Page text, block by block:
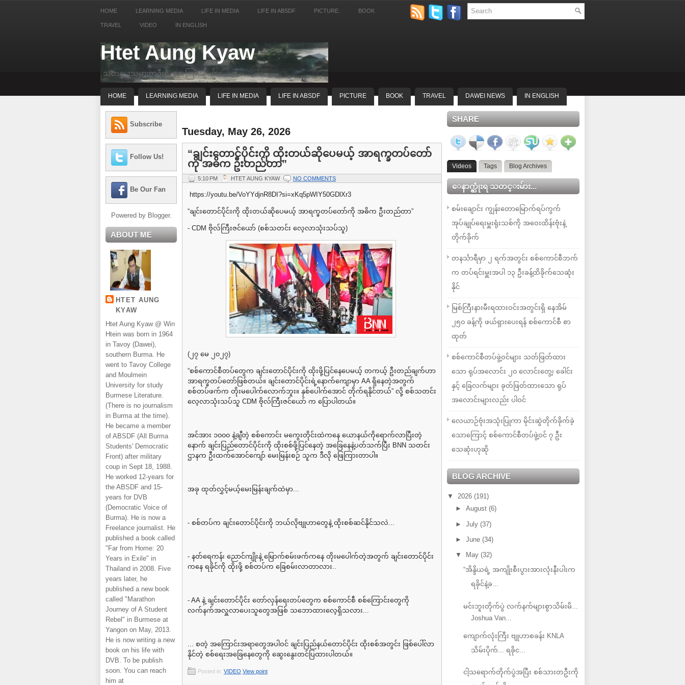
HOME LEARNING MEDIA LIFE IN MEDIA LIFE IN ABSDF PICTURE. BOOK
TRAVEL VIDEO IN ENGLISH
Htet Aung Kyaw
သတင္းသမားတဦးရဲ့ အေတြးအျမင္မ်ား
HOME LEARNING MEDIA LIFE IN MEDIA LIFE IN ABSDF PICTURE BOOK TRAVEL DAWEI NEWS IN ENGLISH
Subscribe
Follow Us!
Be Our Fan
Powered by Blogger.
ABOUT ME
HTET AUNG
KYAW
Htet Aung Kyaw @ Win
Htein was born in 1964
in Tavoy (Dawei),
southern Burma. He
went to Tavoy College
and Moulmein
University for study
Burmese Literature.
(There is no journalism
in Burma at the time).
He became a member
of ABSDF (All Burma
Students' Democratic
Front) after military
coup in Sept 18, 1988.
He worked 12-years for
the ABSDF and 15-
years for DVB
(Democratic Voice of
Burma). He is now a
Freelance journalist. He
published a book called
"Far from Home: 20
Years in Exile" in
Thailand in 2008. Five
years later, he
published a new book
called "Marathon
Journey of A Student
Rebel" in Burmese at
Yangon on May, 2013.
He is now writing a new
book on his life with
DVB. To be publish
soon. You can reach
him at
Tuesday, May 26, 2026
“ချင်းတောင်ပိုင်းကို ထိုးတယ်ဆိုပေမယ့် အာရက္ခတပ်တော်
ကို အဓိက ဦးတည်တာ”
5:10 PM HTET AUNG KYAW NO COMMENTS
https://youtu.be/VoYYdjnR8DI?si=xKq5pWIY50GDlXr3
“ချင်းတောင်ပိုင်းကို ထိုးတယ်ဆိုပေမယ့် အာရက္ခတပ်တော်ကို အဓိက ဦးတည်တာ”
- CDM ဗိုလ်ကြီးဇင်ယော် (စစ်သတင်း လေ့လာသုံးသပ်သူ)
(၂၇ မေ ၂၀၂၇)
“စစ်ကောင်စီတပ်တွေက ချင်းတောင်ပိုင်းကို ထိုးဖို့ပြင်နေပေမယ့် တကယ့် ဦးတည်ချက်ဟာ
အာရက္ခတပ်တော်ဖြစ်တယ်။ ချင်းတောင်ပိုင်းရဲ့နောက်ကျောမှာ AA ရှိနေတဲ့အတွက်
စစ်တပ်ဖက်က တိုးမပေါက်လောက်ဘူး။ နှစ်ပေါက်အောင် တိုက်ရနိုင်တယ်” လို့ စစ်သတင်း
လေ့လာသုံးသပ်သူ CDM ဗိုလ်ကြီးဇင်ယော် က ပြောပါတယ်။
အင်အား ၁၀၀၀ နဲ့ချီတဲ့ စစ်ကောင်း မကွေးတိုင်းထဲကနေ ယောနယ်ကိုရောက်လာပြီးတဲ့
နောက် ချင်းပြည်တောင်ပိုင်းကို ထိုးစစ်ဖို့ပြင်နေတဲ့ အခြေနေနဲ့ပတ်သက်ပြီး BNN သတင်း
ဌာနက ဦးထက်အောင်ကျော် မေးမြန်းစဉ် သူက ဒီလို ဖြေကြားတာပါ။
အခု ထုတ်လွှင့်မယ့်မေးမြန်းချက်ထဲမှာ...
- စစ်တပ်က ချင်းတောင်ပိုင်းကို ဘယ်လိုဗျုဟာတွေနဲ့ ထိုးစစ်ဆင်နိုင်သလဲ...
- နတ်ရေကန်၊ ညောင်ကျိုးနဲ့ မြောက်စမ်းဖက်ကနေ တိုးမပေါက်တဲ့အတွက် ချင်းတောင်ပိုင်း
ကနေ ရခိုင်ကို ထိုးဖို့ စစ်တပ်က ခြေစမ်းလာတာလား..
- AA နဲ့ ချင်းတောင်ပိုင်း တော်လှန်ရေးတပ်တွေက စစ်ကောင်စီ စစ်ကြောင်းတွေကို
လက်နက်အလှူလာပေးသူတွေအဖြစ် သဘောထားလေ့ရှိသလား...
... စတဲ့ အကြောင်းအရာတွေအပါဝင် ချင်းပြည်နယ်တောင်ပိုင်း ထိုးစစ်အတွင်း ဖြစ်ပေါ်လာ
နိုင်တဲ့ စစ်ရေးအခြေနေတွေကို ဆွေးနွေးတင်ပြထားပါတယ်။
Posted in: VIDEO View point
SHARE
Videos Tags Blog Archives
ေနာက္ဆုံးရ သတင္းမ်ား...
စမ်းချောင်း ကျွန်းတောမြောက်ရပ်ကွက်
အုပ်ချုပ်ရေးမှူးရုံးသစ်ကို အဝေးထိန်းဗုံးနဲ့
တိုက်ခိုက်
တနင်္သာရီမှာ ၂ ရက်အတွင်း စစ်ကောင်စီဘက်
က တပ်ရင်းမှူးအပါ ၁၃ ဦးခန့်ထိခိုက်သေဆုံး
နိုင်
မြစ်ကြီးနားမီးရထားဝင်းအတွင်းရှိ နေအိမ်
၂၅၀ ခန့်ကို ဖယ်ရှားပေးရန် စစ်ကောင်စီ စာ
ထုတ်
စစ်ကောင်စီတပ်ဖွဲ့ဝင်များ သတ်ဖြတ်ထား
သော ရုပ်အလောင်း ၂၀ လောင်းတွေ့၊ ခေါင်း
နှင့် ခြေလက်များ ခုတ်ဖြတ်ထားသော ရုပ်
အလောင်းများလည်း ပါဝင်
လေယာဉ်ဗုံးအသုံးပြုကာ မိုင်းဆွဲတိုက်ခိုက်ခဲ့
သောကြောင့် စစ်ကောင်စီတပ်ဖွဲ့ဝင် ၇ ဦး
သေဆုံးဟုဆို
BLOG ARCHIVE
▼ 2026 (191)
► August (6)
► July (37)
► June (34)
▼ May (32)
“အိန္ဒိယရဲ့ အကျိုးစီးပွားအားလုံးနီးပါးက
ရခိုင်နဲ့ခ...
မင်းဘူးတိုက်ပွဲ လက်နက်များစွာသိမ်းမိ...
Joshua Van...
ကျောက်လုံးကြီး ဗျုဟာစခန်း KNLA
သိမ်းပိုက်... ရခိုင...
ငါ့သရောက်တိုက်ပွဲအပြီး စစ်သားတဦးကို